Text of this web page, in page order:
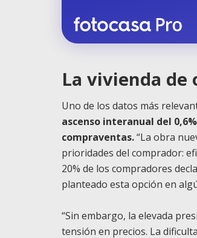
La vivienda de
Uno de los datos más
ascenso interanual del
compraventas.“La obra
prioridades del comprador:
20% de los compradores
planteado esta opción en
“Sin embargo, la elevada
tensión en precios. La